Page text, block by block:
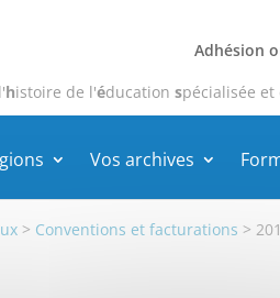
Adhésion
histoire de l'éducationspécialisée
Vos archives
> Conventions et facturations >